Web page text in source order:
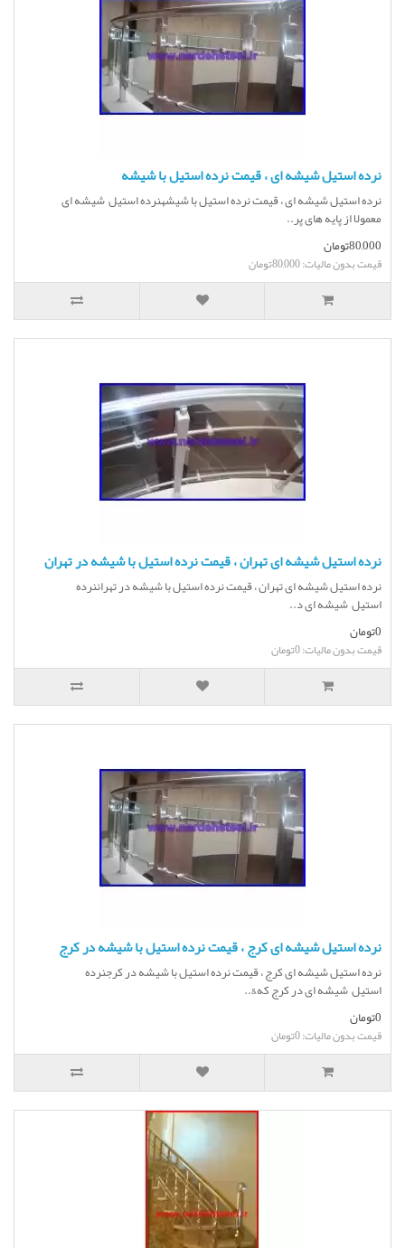
نرده استیل شیشه ای ، قیمت نرده استیل با شیشه
نرده استیل شیشه ای ، قیمت نرده استیل با شیشهنرده استیل شیشه ای
معمولا از پایه های پر..
80,000تومان
قیمت بدون مالیات: 80,000تومان
نرده استیل شیشه ای تهران ، قیمت نرده استیل با شیشه در تهران
نرده استیل شیشه ای تهران ، قیمت نرده استیل با شیشه در تهراننرده
استیل شیشه ای د..
0تومان
قیمت بدون مالیات: 0تومان
نرده استیل شیشه ای کرج ، قیمت نرده استیل با شیشه در کرج
نرده استیل شیشه ای کرج ، قیمت نرده استیل با شیشه در کرجنرده
استیل شیشه ای در کرج که&..
0تومان
قیمت بدون مالیات: 0تومان